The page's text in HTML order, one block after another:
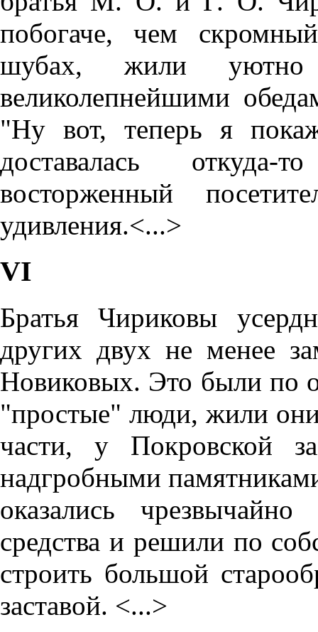
побогаче, чем
шубах, жили уютно
великолепнейшими
"Ну вот, теперь я
доставалась
восторженный
удивления.<...>
VI
Братья Чириковы
других двух не менее
Новиковых. Это были по
"простые" люди, жили
части, у Покровской
надгробными
оказались
средства и решили по
строить большой
заставой. <...>